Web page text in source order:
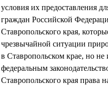
условия их предоставления
граждан Российской
Ставропольского края,
чрезвычайной ситуации
в Ставропольском крае, но не
федеральным
Ставропольского края права